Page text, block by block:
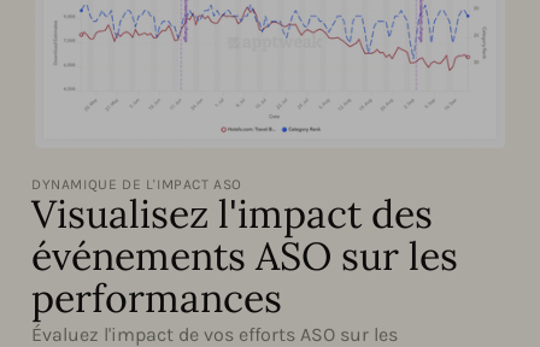
DYNAMIQUE DE L'IMPACT ASO
Visualisez l'impact des
événements ASO sur les
performances
Évaluez l'impact de vos efforts ASO sur les